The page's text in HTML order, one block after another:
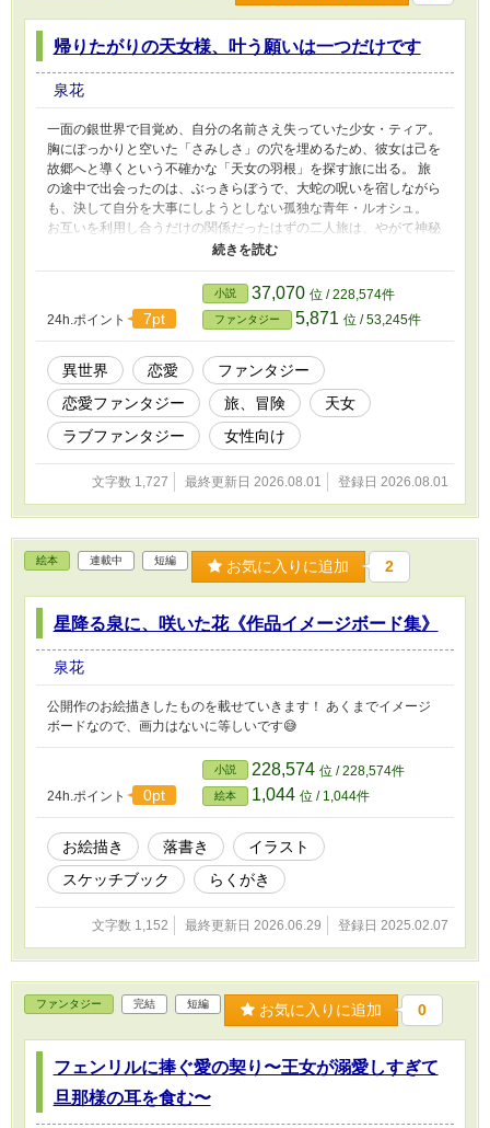
帰りたがりの天女様、叶う願いは一つだけです
泉花
一面の銀世界で目覚め、自分の名前さえ失っていた少女・ティア。
胸にぽっかりと空いた「さみしさ」の穴を埋めるため、彼女は己を
故郷へと導くという不確かな「天女の羽根」を探す旅に出る。 旅
の途中で出会ったのは、ぶっきらぼうで、大蛇の呪いを宿しながら
も、決して自分を大事にしようとしない孤独な青年・ルオシュ。
お互いを利用し合うだけの関係だったはずの二人旅は、やがて神秘
的な謎を秘めたエリスたちとの出会いを経て、世界の残酷な真実へ
と繋がっていく。 「天女は帰りたがる生き物なの」 ――過酷な愛
憎が渦巻く世界で、帰巣本能と葛藤するティアが最後に選ぶのは？
失う痛みのなかで紡がれる、不器用な二人の切なくも温かい絆のフ
ァンタジー 。 (※)8月中旬より連載開始
24h.ポイント 7pt
小説 37,070 位 / 228,574件
ファンタジー 5,871 位 / 53,245件
異世界 恋愛
ファンタジー
恋愛ファンタジー
旅、冒険
天女
ラブファンタジー
女性向け
文字数 1,727 最終更新日 2026.08.01 登録日 2026.08.01
絵本 連載中 短編 お気に入りに追加 2
星降る泉に、咲いた花《作品イメージボード集》
泉花
公開作のお絵描きしたものを載せていきます！ あくまでイメージ
ボードなので、画力はないに等しいです😅
24h.ポイント 0pt
小説 228,574 位 / 228,574件
絵本 1,044 位 / 1,044件
お絵描き 落書き
イラスト
スケッチブック
らくがき
文字数 1,152 最終更新日 2026.06.29 登録日 2025.02.07
ファンタジー 完結 短編 お気に入りに追加 0
フェンリルに捧ぐ愛の契り〜王女が溺愛しすぎて
旦那様の耳を食む〜